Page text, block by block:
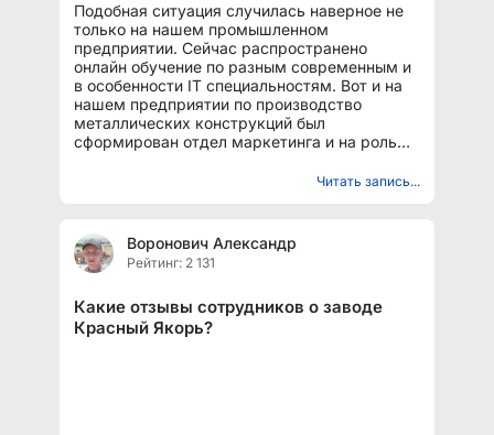
Подобная ситуация случилась наверное не
только на нашем промышленном
предприятии. Сейчас распространено
онлайн обучение по разным современным и
в особенности IT специальностям. Вот и на
нашем предприятии по производство
металлических конструкций был
сформирован отдел маркетинга и на роль
Читать запись...
Воронович Александр
Рейтинг: 2 131
Какие отзывы сотрудников о заводе
Красный Якорь?